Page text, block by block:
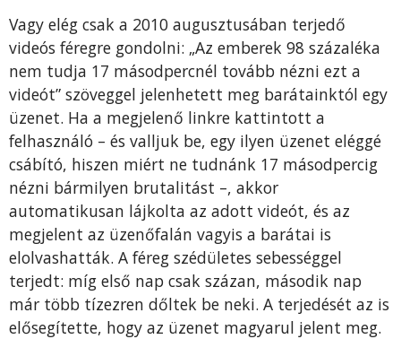
Vagy elég csak a 2010 augusztusában terjedő
videós féregre gondolni: „Az emberek 98 százaléka
nem tudja 17 másodpercnél tovább nézni ezt a
videót” szöveggel jelenhetett meg barátainktól egy
üzenet. Ha a megjelenő linkre kattintott a
felhasználó – és valljuk be, egy ilyen üzenet eléggé
csábító, hiszen miért ne tudnánk 17 másodpercig
nézni bármilyen brutalitást –, akkor
automatikusan lájkolta az adott videót, és az
megjelent az üzenőfalán vagyis a barátai is
elolvashatták. A féreg szédületes sebességgel
terjedt: míg első nap csak százan, második nap
már több tízezren dőltek be neki. A terjedését az is
elősegítette, hogy az üzenet magyarul jelent meg.